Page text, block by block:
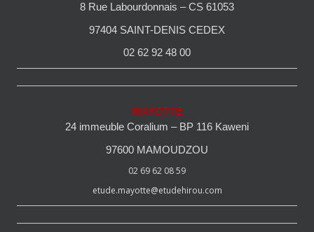
8 Rue Labourdonnais – CS 61053
97404 SAINT-DENIS CEDEX
02 62 92 48 00
MAYOTTE
24 immeuble Coralium – BP 116 Kaweni
97600 MAMOUDZOU
02 69 62 08 59
etude.mayotte@etudehirou.com